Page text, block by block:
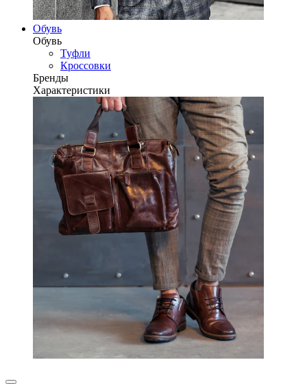
Обувь
Обувь
Туфли
Кроссовки
Бренды
Характеристики